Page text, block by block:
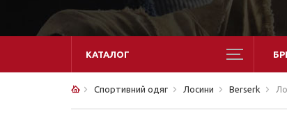
КАТАЛОГ
Спортивний одяг Лосини Berserk